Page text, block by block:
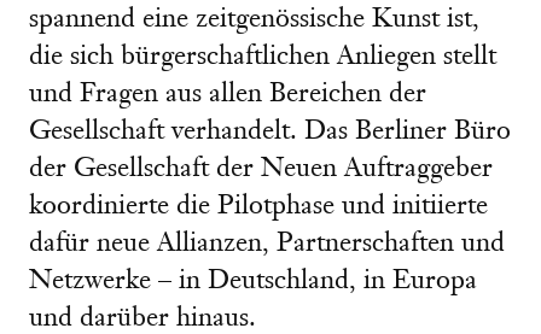
spannend eine zeitgenössische Kunst ist,
die sich bürgerschaftlichen Anliegen stellt
und Fragen aus allen Bereichen der
Gesellschaft verhandelt. Das Berliner Büro
der Gesellschaft der Neuen Auftraggeber
koordinierte die Pilotphase und initiierte
dafür neue Allianzen, Partnerschaften und
Netzwerke – in Deutschland, in Europa
und darüber hinaus.